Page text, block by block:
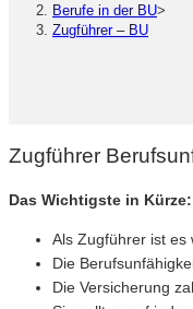
Berufe in der BU>
Zugführer – BU
Zugführer
Das Wichtigste in
Als Zugführer ist es
Die
Die Versicherung